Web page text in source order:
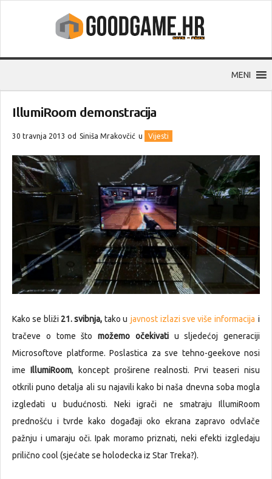
MENI
IllumiRoom demonstracija
30 travnja 2013 od Siniša Mrakovčić u Vijesti
Kako se bliži 21. svibnja, tako u javnost izlazi sve više informacija i
tračeve o tome što možemo očekivatiu sljedećoj generaciji
Microsoftove platforme. Poslastica za sve tehno-geekove nosi
ime IllumiRoom, koncept proširene realnosti. Prvi teaseri nisu
otkrili puno detalja ali su najavili kako bi naša dnevna soba mogla
izgledati u budućnosti. Neki igrači ne smatraju IllumiRoom
prednošću i tvrde kako događaji oko ekrana zapravo odvlače
pažnju i umaraju oči. Ipak moramo priznati, neki efekti izgledaju
prilično cool (sjećate se holodecka iz Star Treka?).